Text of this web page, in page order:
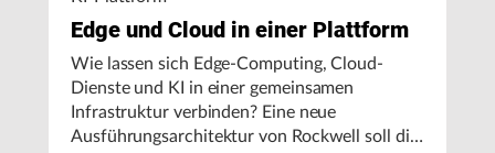
Edge und Cloud in einer Plattform
Wie lassen sich Edge-Computing, Cloud-
Dienste und KI in einer gemeinsamen
Infrastruktur verbinden? Eine neue
Ausführungsarchitektur von Rockwell soll die